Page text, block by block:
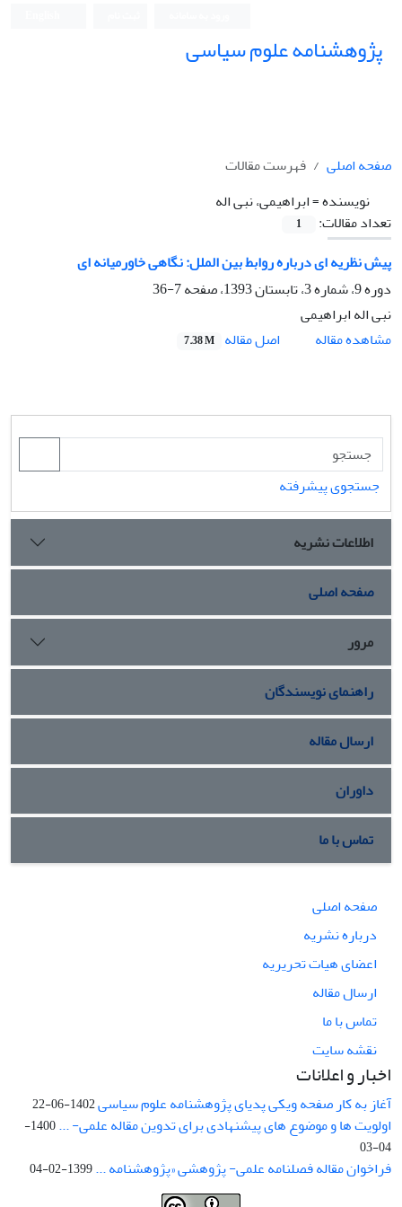
پژوهشنامه علوم سیاسی
صفحه اصلی
فهرست مقالات
نویسنده =ابراهیمی، نبی اله
تعداد مقالات:
1
پیش ‏نظریه‏ ای درباره روابط بین‏ الملل: نگاهی خاورمیانه ‏ای
دوره 9، شماره 3، تابستان 1393، صفحه
7-36
نبی اله ابراهیمی
مشاهده مقاله
اصل مقاله 7.38 M
جستجوی پیشرفته
اطلاعات نشریه
صفحه اصلی
مرور
راهنمای نویسندگان
ارسال مقاله
داوران
تماس با ما
صفحه اصلی
درباره نشریه
اعضای هیات تحریریه
ارسال مقاله
تماس با ما
نقشه سایت
اخبار و اعلانات
آغاز به کار صفحه ویکی پدیای پژوهشنامه علوم سیاسی1402-06-22
اولویت ها و موضوع های پیشنهادی برای تدوین مقاله علمی- ...
1400-
04-03
فراخوان مقاله فصلنامه علمی- پژوهشی «پژوهشنامه ...1399-02-04